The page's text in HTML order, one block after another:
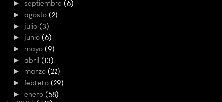
► septiembre (6)
► agosto (2)
► julio (3)
► junio (6)
► mayo (9)
► abril (13)
► marzo (22)
► febrero (29)
► enero (58)